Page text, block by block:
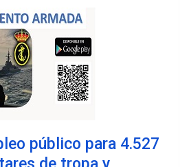
público para 4.527